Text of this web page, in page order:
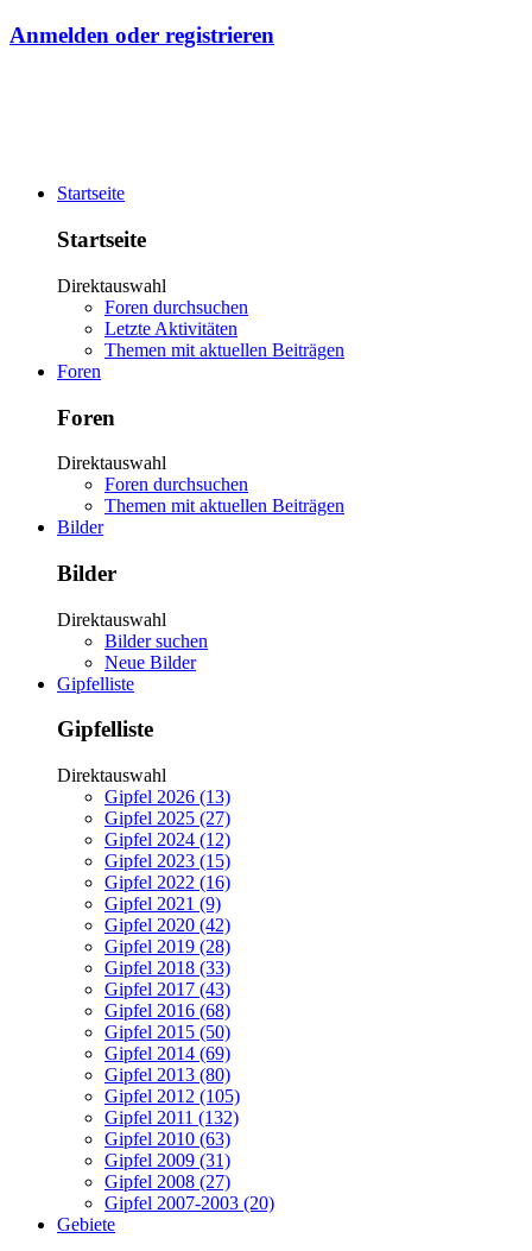
Anmelden oder registrieren
Startseite
Startseite
Direktauswahl
Foren durchsuchen
Letzte Aktivitäten
Themen mit aktuellen Beiträgen
Foren
Foren
Direktauswahl
Foren durchsuchen
Themen mit aktuellen Beiträgen
Bilder
Bilder
Direktauswahl
Bilder suchen
Neue Bilder
Gipfelliste
Gipfelliste
Direktauswahl
Gipfel 2026 (13)
Gipfel 2025 (27)
Gipfel 2024 (12)
Gipfel 2023 (15)
Gipfel 2022 (16)
Gipfel 2021 (9)
Gipfel 2020 (42)
Gipfel 2019 (28)
Gipfel 2018 (33)
Gipfel 2017 (43)
Gipfel 2016 (68)
Gipfel 2015 (50)
Gipfel 2014 (69)
Gipfel 2013 (80)
Gipfel 2012 (105)
Gipfel 2011 (132)
Gipfel 2010 (63)
Gipfel 2009 (31)
Gipfel 2008 (27)
Gipfel 2007-2003 (20)
Gebiete